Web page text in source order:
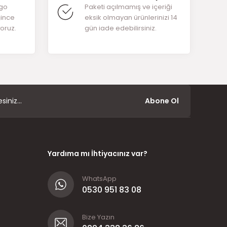
Paketi açılmamış ve içeriği
eksik olmayan ürünlerinizi 14
gün iade edebilirsiniz.
Abone Ol
Yardıma mı İhtiyacınız var?
WhatsApp
0530 951 83 08
Bize Yazın